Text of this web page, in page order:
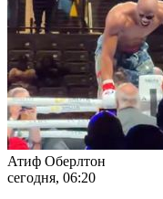
Атиф Оберлтон
сегодня, 06:20